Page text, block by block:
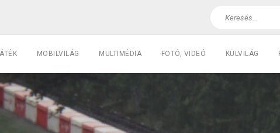
MOBILVILÁG MULTIMÉDIA FOTÓ, VIDEÓ KÜLVILÁG